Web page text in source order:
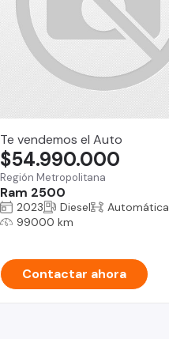
Te vendemos el Auto
Región Metropolitana
Ram 2500
$54.990.000
2023 Diesel
Automática
99000 km
Contactar ahora